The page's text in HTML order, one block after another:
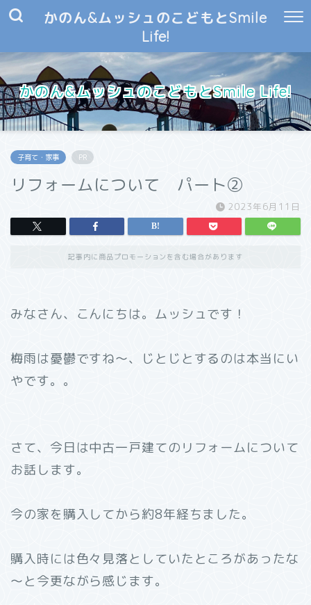
かのん&ムッシュのこどもとSmile
Life!
かのん&ムッシュのこどもとSmile Life!
子育て・家事 PR
リフォームについて パート②
2023年6月11日
記事内に商品プロモーションを含む場合があります
みなさん、こんにちは。ムッシュです！
梅雨は憂鬱ですね～、じとじとするのは本当にい
やです。。
さて、今日は中古一戸建てのリフォームについて
お話します。
今の家を購入してから約8年経ちました。
購入時には色々見落としていたところがあったな
～と今更ながら感じます。